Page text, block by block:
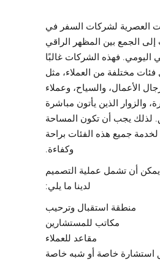
العصرية لشركات السفر في
إلى الجمع بين المظهر الراقي
اليومي. فهذه الشركات غالبًا
فئات مختلفة من العملاء، مثل
الأعمال، والسياح، وعملاء
والزوار الذين يأتون مباشرة
لذلك يجب أن تكون المساحة
جميع هذه الفئات براحة
وكفاءة.
أن تشمل عملية التصميم
لدينا ما يلي:
منطقة استقبال وترحيب
مكاتب للمستشارين
مقاعد للعملاء
استشارة خاصة أو شبه خاصة